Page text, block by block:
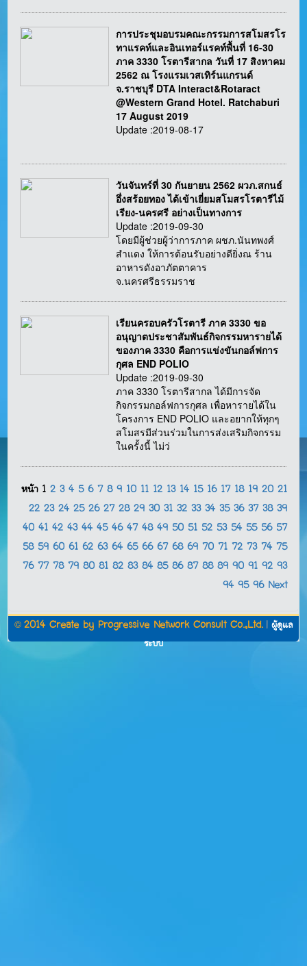
การประชุมอบรมคณะกรรมการสโมสรโร
ทาแรคท์และอินเทอร์แรคท์พื้นที่ 16-30
ภาค 3330 โรตารีสากล วันที่ 17 สิงหาคม
2562 ณ โรงแรมเวสเทิร์นแกรนด์
จ.ราชบุรี DTA Interact&Rotaract
@Western Grand Hotel. Ratchaburi
17 August 2019
Update :2019-08-17
วันจันทร์ที่ 30 กันยายน 2562 ผวภ.สกนธ์
อึ่งสร้อยทอง ได้เข้าเยี่ยมสโมสรโรตารีไม้
เรียง-นครศรี อย่างเป็นทางการ
Update :2019-09-30
โดยมีผู้ช่วยผู้ว่าการภาค ผชภ.นันทพงศ์
สำแดง ให้การต้อนรับอย่างดียิ่งณ ร้าน
อาหารดังอาภัตตาคาร
จ.นครศรีธรรมราช
เรียนครอบครัวโรตารี ภาค 3330 ขอ
อนุญาตประชาสัมพันธ์กิจกรรมหารายได้
ของภาค 3330 คือการแข่งขันกอล์ฟการ
กุศล END POLIO
Update :2019-09-30
ภาค 3330 โรตารีสากล ได้มีการจัด
กิจกรรมกอล์ฟการกุศล เพื่อหารายได้ใน
โครงการ END POLIO และอยากให้ทุกๆ
สโมสรมีส่วนร่วมในการส่งเสริมกิจกรรม
ในครั้งนี้ ไม่ว่
หน้า 1 2 3 4 5 6 7 8 9 10 11 12 13 14 15 16 17 18 19 20 21
22 23 24 25 26 27 28 29 30 31 32 33 34 35 36 37 38 39
40 41 42 43 44 45 46 47 48 49 50 51 52 53 54 55 56 57
58 59 60 61 62 63 64 65 66 67 68 69 70 71 72 73 74 75
76 77 78 79 80 81 82 83 84 85 86 87 88 89 90 91 92 93
94 95 96 Next
© 2014 Create by Progressive Network Consult Co.,Ltd. ผู้ดูแล
ระบบ